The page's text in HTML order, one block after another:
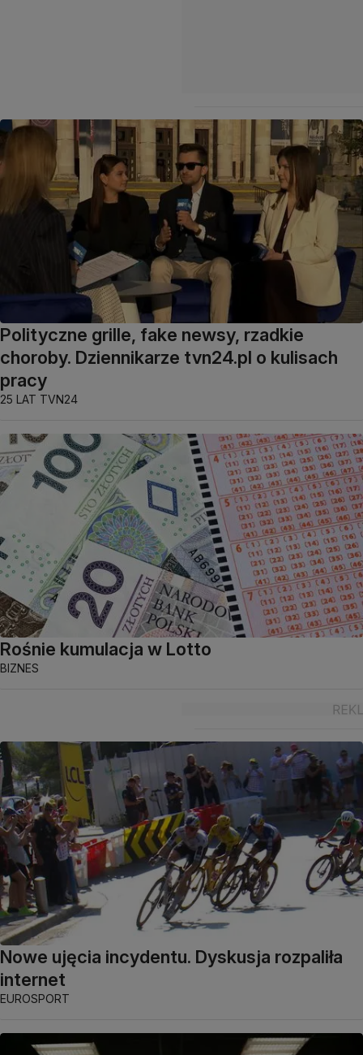
Polityczne grille, fake newsy, rzadkie
choroby. Dziennikarze tvn24.pl o kulisach
pracy
25 LAT TVN24
Rośnie kumulacja w Lotto
BIZNES
Nowe ujęcia incydentu. Dyskusja rozpaliła
internet
EUROSPORT